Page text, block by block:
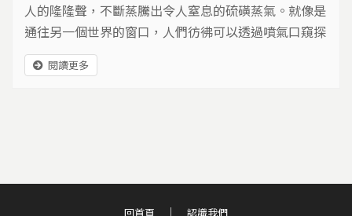
人的隆隆聲，不斷蒸騰出令人窒息的硫磺蒸氣。就像是
通往另一個世界的窗口，人們彷彿可以透過噴氣口窺探
陽明山火山地形的生命歷程。陽明山是台灣唯一以火山
景觀成立的國家公園，其完整性就算與中國大陸相比，
閱讀更多
回首頁 認識我們